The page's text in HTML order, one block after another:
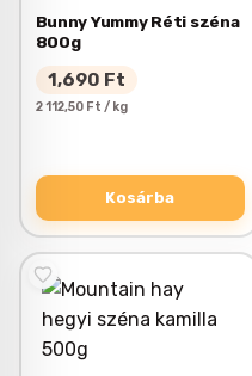
Bunny Yummy Réti széna
800g
1,690 Ft
2 112,50 Ft / kg
Kosárba